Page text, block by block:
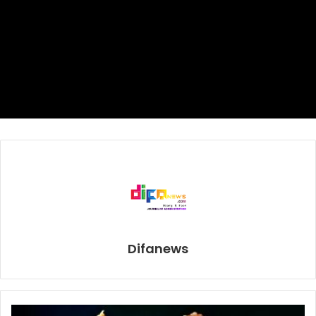
“Saya bersyukur dan berterima kasih kepada Allah SWT
pertandingan Piala AFF di Kamboja. Saya terima kasih juga
seluruh anggota Satuan Brimob Polda Metro Jaya, dan
Difanews